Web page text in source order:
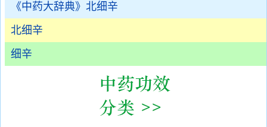
《中药大辞典》北细辛
北细辛
细辛